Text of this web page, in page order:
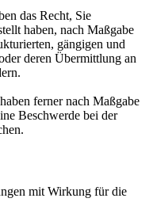
das Recht, Sie
haben, nach Maßgabe
gängigen und
deren Übermittlung an
ferner nach Maßgabe
Beschwerde bei der
mit Wirkung für die